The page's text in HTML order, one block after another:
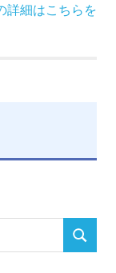
詳細はこちらを
検